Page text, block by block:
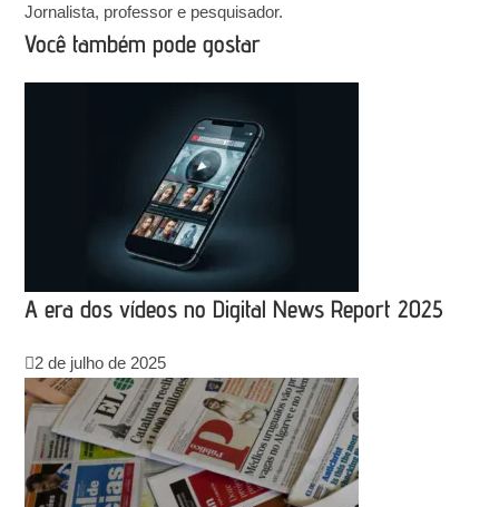
Jornalista, professor e pesquisador.
Você também pode gostar
A era dos vídeos no Digital News Report 2025
2 de julho de 2025